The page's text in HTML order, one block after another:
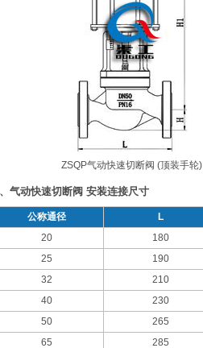
ZSQP气动快速切断阀 (顶装手轮)
气动快速切断阀 安装连接尺寸
公称通径 L
20
180
25
190
32
210
40
230
50
265
65
285